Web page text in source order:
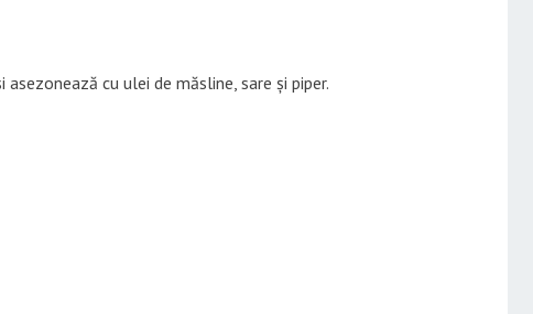
cu ulei de măsline, sare și piper.